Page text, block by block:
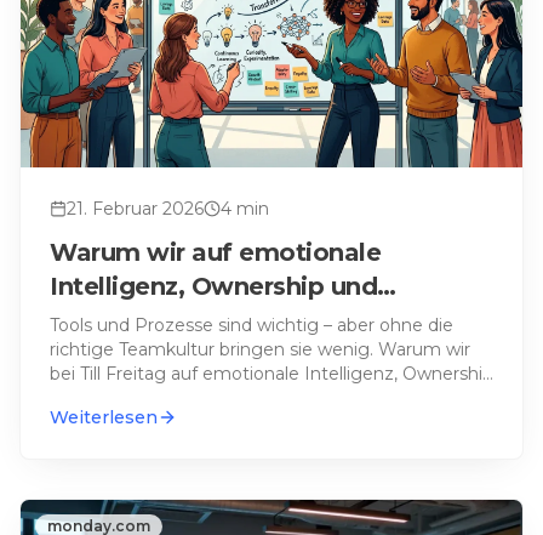
21. Februar 2026 4 min
Warum wir auf emotionale
Intelligenz, Ownership und
Selbstständigkeit setzen
Tools und Prozesse sind wichtig – aber ohne die
richtige Teamkultur bringen sie wenig. Warum wir
bei Till Freitag auf emotionale Intelligenz, Ownership
Weiterlesen
monday.com